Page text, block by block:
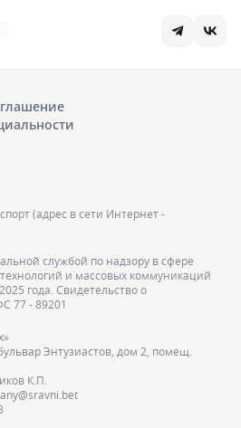
(адрес в сети Интернет -
службой по надзору в сфере
и массовых коммуникаций
года. Свидетельство о
77 - 89201
Энтузиастов, дом 2, помещ.
К.П.